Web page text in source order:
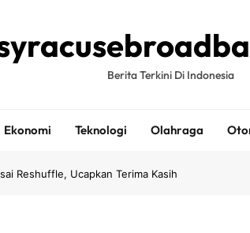
Berita Terkini Di Indonesia
Ekonomi Teknologi Olahraga
Reshuffle, Ucapkan Terima Kasih